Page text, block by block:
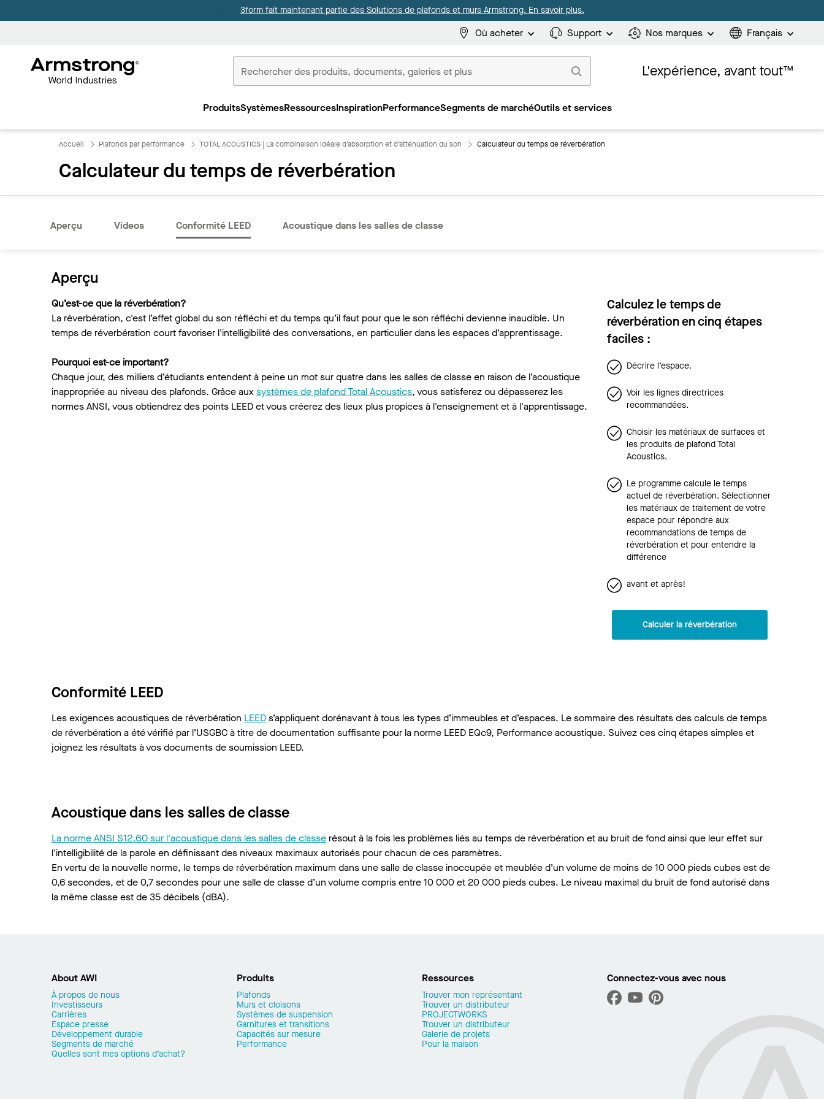
3form fait maintenant partie des Solutions de plafonds et murs Armstrong. En savoir plus.
Où acheter Support Nos marques Français
Commerciaux
L'expérience, avant tout™
ProduitsSystèmesRessourcesInspirationPerformanceSegments de marchéOutils et services
Accueil Plafonds par performance TOTAL ACOUSTICS | La combinaison idéale d’absorption et d’atténuation du son Calculateur du temps de réverbération
Calculateur du temps de réverbération
Aperçu Videos Conformité LEED Acoustique dans les salles de classe
Aperçu
Qu’est-ce que la réverbération?
La réverbération, c'est l’effet global du son réfléchi et du temps qu’il faut pour que le son réfléchi devienne inaudible. Un
temps de réverbération court favoriser l'intelligibilité des conversations, en particulier dans les espaces d’apprentissage.
Pourquoi est-ce important?
Chaque jour, des milliers d’étudiants entendent à peine un mot sur quatre dans les salles de classe en raison de l’acoustique
inappropriée au niveau des plafonds. Grâce auxsystèmes de plafond Total Acoustics, vous satisferez ou dépasserez les
normes ANSI, vous obtiendrez des points LEED et vous créerez des lieux plus propices à l'enseignement et à l'apprentissage.
Calculez le temps de
réverbération en cinq étapes
faciles :
Décrire l’espace.
Voir les lignes directrices
recommandées.
Choisir les matériaux de surfaces et
les produits de plafond Total
Acoustics.
Le programme calcule le temps
actuel de réverbération. Sélectionner
les matériaux de traitement de votre
espace pour répondre aux
recommandations de temps de
réverbération et pour entendre la
différence
avant et après!
Calculer la réverbération
Conformité LEED
Les exigences acoustiques de réverbération LEEDs’appliquent dorénavant à tous les types d’immeubles et d’espaces. Le sommaire des résultats des calculs de temps
de réverbération a été vérifié par l’USGBC à titre de documentation suffisante pour la norme LEED EQc9, Performance acoustique. Suivez ces cinq étapes simples et
joignez les résultats à vos documents de soumission LEED.
Acoustique dans les salles de classe
La norme ANSI S12.60 sur l'acoustique dans les salles de classe résout à la fois les problèmes liés au temps de réverbération et au bruit de fond ainsi que leur effet sur
l'intelligibilité de la parole en définissant des niveaux maximaux autorisés pour chacun de ces paramètres.
En vertu de la nouvelle norme, le temps de réverbération maximum dans une salle de classe inoccupée et meublée d’un volume de moins de 10 000 pieds cubes est de
0,6 secondes, et de 0,7 secondes pour une salle de classe d’un volume compris entre 10 000 et 20 000 pieds cubes. Le niveau maximal du bruit de fond autorisé dans
la même classe est de 35 décibels (dBA).
About AWI
À propos de nous
Investisseurs
Carrières
Espace presse
Développement durable
Segments de marché
Quelles sont mes options d’achat?
Produits
Plafonds
Murs et cloisons
Systèmes de suspension
Garnitures et transitions
Capacités sur mesure
Performance
Ressources
Trouver mon représentant
Trouver un distributeur
PROJECTWORKS
Trouver un distributeur
Galerie de projets
Pour la maison
Connectez-vous avec nous